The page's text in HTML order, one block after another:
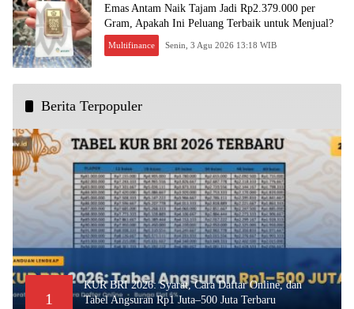
Emas Antam Naik Tajam Jadi Rp2.379.000 per
Gram, Apakah Ini Peluang Terbaik untuk Menjual?
Multifinance Senin, 3 Agu 2026 13:18 WIB
Berita Terpopuler
1
KUR BRI 2026: Syarat, Cara Daftar Online, dan
Tabel Angsuran Rp1 Juta–500 Juta Terbaru